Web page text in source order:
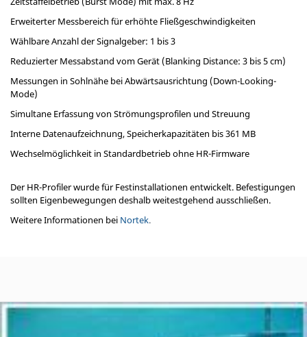
Erweiterter Messbereich für erhöhte Fließgeschwindigkeiten
Wählbare Anzahl der Signalgeber: 1 bis 3
Reduzierter Messabstand vom Gerät (Blanking Distance: 3 bis 5 cm)
Messungen in Sohlnähe bei Abwärtsausrichtung (Down-Looking-
Mode)
Simultane Erfassung von Strömungsprofilen und Streuung
Interne Datenaufzeichnung, Speicherkapazitäten bis 361 MB
Wechselmöglichkeit in Standardbetrieb ohne HR-Firmware
Der HR-Profiler wurde für Festinstallationen entwickelt. Befestigungen
sollten Eigenbewegungen deshalb weitestgehend ausschließen.
Weitere Informationen bei Nortek.